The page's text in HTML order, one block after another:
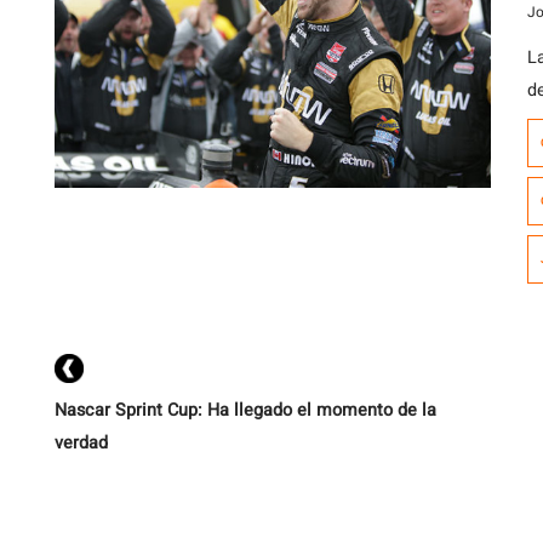
Nascar Sprint Cup: Ha llegado el momento de la
verdad